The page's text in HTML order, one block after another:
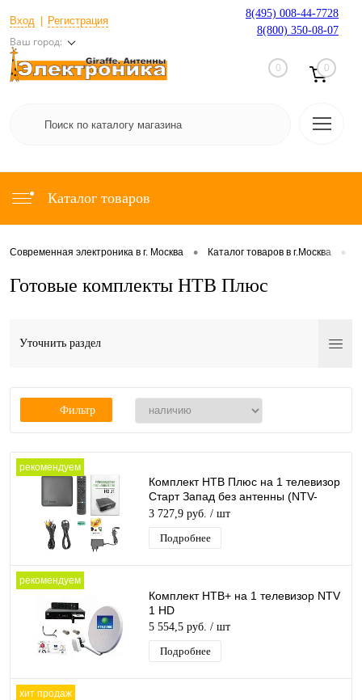
Вход Регистрация
Ваш город:
8(495) 008-44-7728
8(800) 350-08-07
0 0
Каталог товаров
Современная электроника в г. Москва • Каталог товаров в г.Москва •
Готовые комплекты НТВ Плюс
Уточнить раздел
Фильтр
рекомендуем
Комплект НТВ Плюс на 1 телевизор
Старт Запад без антенны (NTV-
PLUS HD J1)
3 727,9 руб. / шт
Подробнее
рекомендуем
Комплект НТВ+ на 1 телевизор NTV
1 HD
5 554,5 руб. / шт
Подробнее
хит продаж